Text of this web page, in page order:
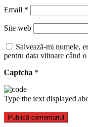
Email *
Site web
Salvează-mi numele,
pentru data viitoare când o
Captcha *
Type the text displayed